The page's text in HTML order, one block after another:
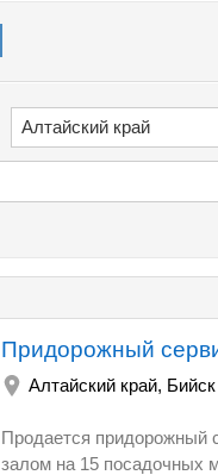
Алтайский край
Придорожный
Алтайский край, Бийск
Продается придорожный
залом на 15 посадочных мест,